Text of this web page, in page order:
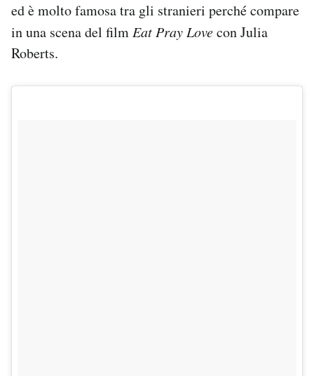
ed è molto famosa tra gli stranieri perché compare
in una scena del filmEat Pray Lovecon Julia
Roberts.